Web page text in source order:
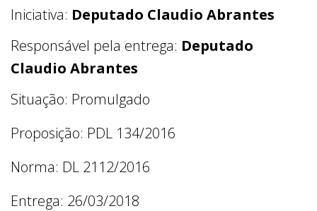
Iniciativa: Deputado Claudio Abrantes
Responsável pela entrega: Deputado
Claudio Abrantes
Situação: Promulgado
Proposição: PDL 134/2016
Norma: DL 2112/2016
Entrega: 26/03/2018